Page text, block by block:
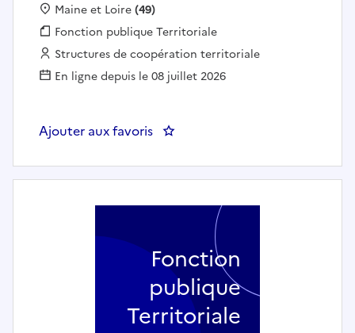
Localisation :
Maine et Loire(49)
Fonction publique :
Fonction publique Territoriale
Employeur :
Structures de coopération territoriale
En ligne depuis le 08 juillet 2026
Ajouter aux favoris : Ingénieur Architectures
Fonction
publique
Territoriale